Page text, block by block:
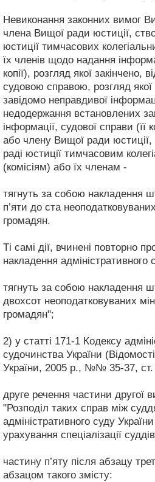
Невиконання законних вимог
члена Вищої ради юстиції,
юстиції тимчасових
їх членів щодо надання
копії), розгляд якої закінчено,
судовою справою, розгляд якої
завідомо неправдивої
недодержання встановлених
інформації, судової справи (її
або члену Вищої ради
раді юстиції тимчасовим
(комісіям) або їх членам -
тягнуть за собою накладення
п’яти до ста
громадян.
Ті самі дії, вчинені повторно
накладення адміністративного
тягнуть за собою накладення
двохсот неоподатковуваних
громадян";
2) у статті 171-1 Кодексу
судочинства України
України, 2005 р., №№ 35-37, ст.
друге речення частини другої
"Розподіл таких справ між
адміністративного суду
урахування спеціалізації
частину п’яту після абзацу
абзацом такого змісту: